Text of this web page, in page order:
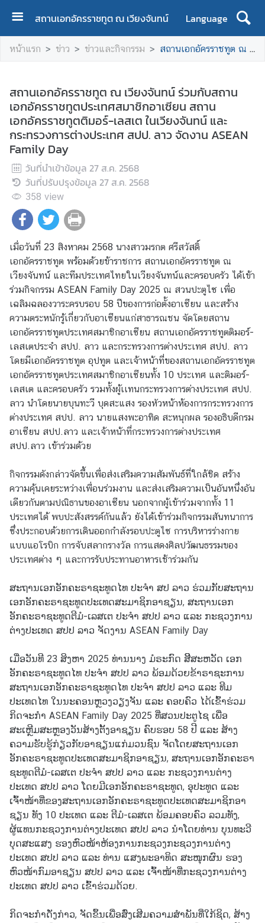
สถานเอกอัครราชทูต ณ เวียงจันทน์
Language
ห
น้
ร
ก
เ
กี่
ย
ว
กั
ส
ท
.
ข่
า
ว
แ
ล
ะ
กิ
จ
ก
ร
ร
ง
า
น
ก
ง
สุ
บ
ริ
า
ร
ต
ร
ว
จ
ล
ง
ต
ร
า
V
I
S
A
)
หน้าแรก ข่าว ข่าวและกิจกรรม สถานเอกอัครราชทูต ณ เวียงจันทน์ ร่วมกับสถานเอกอัครราชทูตประเทศสมาชิกอาเซียน สถานเอกอัครราชทูตติมอร์-เลสเต ในเวียงจันทน์ และกระทรวงการต่างประเทศ สปป. ลาว จัดงาน ASEAN Family Day
สถานเอกอัครราชทูต ณ เวียงจันทน์ ร่วมกับสถาน
เอกอัครราชทูตประเทศสมาชิกอาเซียน สถาน
เอกอัครราชทูตติมอร์-เลสเต ในเวียงจันทน์ และ
กระทรวงการต่างประเทศ สปป. ลาว จัดงาน ASEAN
Family Day
วันที่นำเข้าข้อมูล 27 ส.ค. 2568
วันที่ปรับปรุงข้อมูล 27 ส.ค. 2568
358 view
เมื่อวันที่ 23 สิงหาคม 2568 นางสาวมรกต ศรีสวัสดิ์
เอกอัครราชทูต พร้อมด้วยข้าราชการ สถานเอกอัครราชทูต ณ
เวียงจันทน์ และทีมประเทศไทยในเวียงจันทน์และครอบครัว ได้เข้า
ร่วมกิจกรรม ASEAN Family Day 2025 ณ สวนปะตูไซ เพื่อ
เฉลิมฉลองวาระครบรอบ 58 ปีของการก่อตั้งอาเซียน และสร้าง
ความตระหนักรู้เกี่ยวกับอาเซียนแก่สาธารณชน จัดโดยสถาน
เอกอัครราชทูตประเทศสมาชิกอาเซียน สถานเอกอัครราชทูตติมอร์-
เลสเตประจำ สปป. ลาว และกระทรวงการต่างประเทศ สปป. ลาว
โดยมีเอกอัครราชทูต อุปทูต และเจ้าหน้าที่ของสถานเอกอัครราชทูต
เอกอัครราชทูตประเทศสมาชิกอาเซียนทั้ง 10 ประเทศ และติมอร์-
เลสเต และครอบครัว รวมทั้งผู้เเทนกระทรวงการต่างประเทศ สปป.
ลาว นำโดยนายบุนทะวี บุดสะแสง รองหัวหน้าห้องการกระทรวงการ
ต่างประเทศ สปป. ลาว นายแสงพะอาทิด สะหนุกผล รองอธิบดีกรม
อาเซียน สปป.ลาว และเจ้าหน้าที่กระทรวงการต่างประเทศ
สปป.ลาว เข้าร่วมด้วย
กิจกรรมดังกล่าวจัดขึ้นเพื่อส่งเสริมความสัมพันธ์ที่ใกล้ชิด สร้าง
ความคุ้นเคยระหว่างเพื่อนร่วมงาน และส่งเสริมความเป็นอันหนึ่งอัน
เดียวกันตามปณิธานของอาเซียน นอกจากผู้เข้าร่วมจากทั้ง 11
ประเทศได้ พบปะสังสรรค์กันแล้ว ยังได้เข้าร่วมกิจกรรมสันทนาการ
ซึ่งประกอบด้วยการเดินออกกำลังรอบปะตูไซ การบริหารร่างกาย
แบบแอโรบิก การจับสลากรางวัล การแสดงศิลปวัฒนธรรมของ
ประเทศต่าง ๆ และการรับประทานอาหารเช้าร่วมกัน
ສະຖານເອກອັກຄະຣາຊະທູດໄທ ປະຈຳ ສປ ລາວ ຮ່ວມກັບສະຖານ
ເອກອັກຄະຣາຊະທູດປະເທດສະມາຊິກອາຊຽນ, ສະຖານເອກ
ອັກຄະຣາຊະທູດຕີມໍ-ເລສເຕ ປະຈຳ ສປປ ລາວ ແລະ ກະຊວງການ
ຕ່າງປະເທດ ສປປ ລາວ ຈັດງານ ASEAN Family Day
ເມື່ອວັນທີ 23 ສິງຫາ 2025 ທ່ານນາງ ມໍຣະກົດ ສີິສະຫວັດ ເອກ
ອັກຄະຣາຊະທູດໄທ ປະຈຳ ສປປ ລາວ ພ້ອມດ້ວຍຂ້າຣາຊະການ
ສະຖານເອກອັກຄະຣາຊະທູດໄທ ປະຈຳ ສປປ ລາວ ແລະ ທີມ
ປະເທດໄທ ໃນນະຄອນຫຼວງວຽງຈັນ ແລະ ຄອບຄົວ ໄດ້ເຂົ້າຮ່ວມ
ກິດຈະກຳ ASEAN Family Day 2025 ທີ່ສວນປະຕູໄຊ ເພື່ອ
ສະເຫຼີມສະຫຼອງວັນສ້າງຕັ້ງອາຊຽນ ຄົບຮອບ 58 ປີ ແລະ ສ້າງ
ຄວາມຮັບຮູ້ກ່ຽວກັບອາຊຽນແກ່ມວນຊົນ ຈັດໂດຍສະຖານເອກ
ອັກຄະຣາຊະທູດປະເທດສະມາຊິກອາຊຽນ, ສະຖານເອກອັກຄະຣາ
ຊະທູດຕີມໍ-ເລສເຕ ປະຈຳ ສປປ ລາວ ແລະ ກະຊວງການຕ່າງ
ປະເທດ ສປປ ລາວ ໂດຍມີເອກອັກຄະຣາຊະທູດ, ອຸປະທູດ ແລະ
ເຈົ້າໜ້າທີ່ຂອງສະຖານເອກອັກຄະຣາຊະທູດປະເທດສະມາຊິກອາ
ຊຽນ ທັງ 10 ປະເທດ ແລະ ຕີມໍ-ເລສເຕ ພ້ອມຄອບຄົວ ລວມທັງ,
ຜູ້ແທນກະຊວງການຕ່າງປະເທດ ສປປ ລາວ ນຳໂດຍທ່ານ ບຸນທະວີ
ບຸດສະແສງ ຮອງຫົວໜ້າຫ້ອງການກະຊວງກະຊວງການຕ່າງ
ປະເທດ ສປປ ລາວ ແລະ ທ່ານ ແສງພະອາທິດ ສະໜຸກຜົນ ຮອງ
ຫົວໜ້າກົມອາຊຽນ ສປປ ລາວ ແລະ ເຈົ້າໜ້າທີ່ກະຊວງການຕ່າງ
ປະເທດ ສປປ ລາວ ເຂົ້າຮ່ວມດ້ວຍ.
ກິດຈະກຳດັ່ງກ່າວ, ຈັດຂຶ້ນເພື່ອສົ່ງເສີມຄວາມສຳພັນທີ່ໃກ້ຊິດ, ສ້າງ